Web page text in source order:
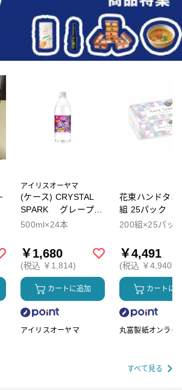
アイリスオーヤマ
(ケース) CRYSTAL
SPARK グレープソ
ーダ
500ml×24本
￥1,680
(税込 ￥1,814)
カートに追加
アイリスオーヤマ
花束ハンドタオ
組 25パック
200組×25パッ
￥4,491
(税込 ￥4,940)
カートに
丸富製紙オンライ
すべて見る